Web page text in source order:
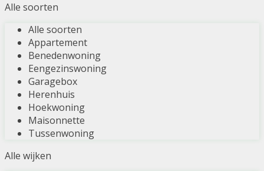
Alle soorten
Alle soorten
Appartement
Benedenwoning
Eengezinswoning
Garagebox
Herenhuis
Hoekwoning
Maisonnette
Tussenwoning
Alle wijken